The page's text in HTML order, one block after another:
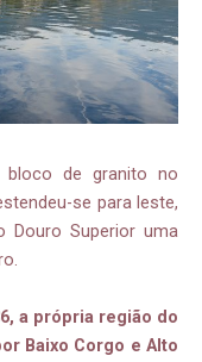
bloco de granito no
se para leste,
Douro Superior uma
a própria região do
Baixo Corgo e Alto